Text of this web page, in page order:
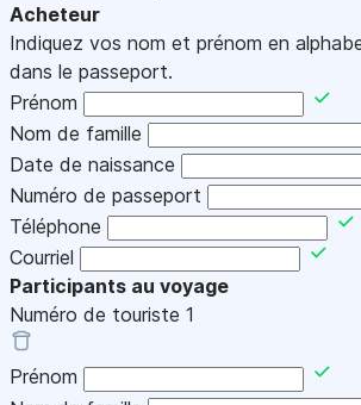
Acheteur
Indiquez vos nom et prénom en
dans le passeport.
Prénom
Nom de famille
Date de naissance
Numéro de passeport
Téléphone
Courriel
Participants au voyage
Numéro de touriste 1
Prénom